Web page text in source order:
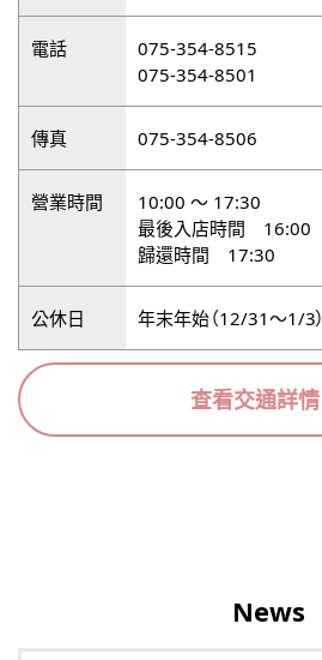
電話
075-354-8515
075-354-8501
傳真 075-354-8506
營業時間
10:00 ～ 17:30
最後入店時間 16:00
歸還時間 17:30
公休日 年末年始（12/31～1/3）
查看交通詳情
News